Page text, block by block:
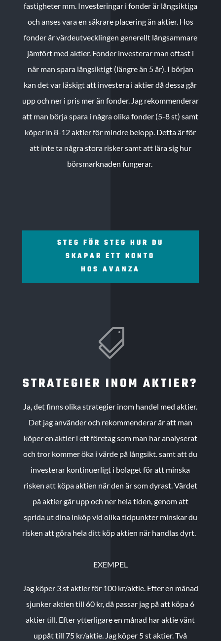
fastigheter mm. Investeringar i fonder är långsiktiga
och anses vara en säkrare placering än aktier. Hos
fonder är värdeutvecklingen generellt långsammare
jämfört med aktier. Fonder investerar man oftast i
när man spara långsiktigt (längre än 5 år). I början
kan det var läskigt att investera i aktier då dessa går
upp och ner i pris mer än fonder. Jag rekommenderar
att man börja spara i några olika fonder (5-8 st) samt
köper in 8-12 aktier för mindre belopp. Detta är för
att inte ta några stora risker samt att lära sig hur
börsmarknaden fungerar.
STEG FÖR STEG HUR DU
SKAPAR ETT KONTO
HOS AVANZA

STRATEGIER INOM AKTIER?
Ja, det finns olika strategier inom handel med aktier.
Det jag använder och rekommenderar är att man
köper en aktier i ett företag som man har analyserat
och tror kommer öka i värde på långsikt. samt att du
investerar kontinuerligt i bolaget för att minska
risken att köpa aktien när den är som dyrast. Värdet
på aktier går upp och ner hela tiden, genom att
sprida ut dina inköp vid olika tidpunkter minskar du
risken att göra hela ditt köp aktien när handlas dyrt.
EXEMPEL
Jag köper 3 st aktier för 100 kr/aktie. Efter en månad
sjunker aktien till 60 kr, då passar jag på att köpa 6
aktier till. Efter ytterligare en månad har aktie vänt
uppåt till 75 kr/aktie. Jag köper 5 st aktier.Två